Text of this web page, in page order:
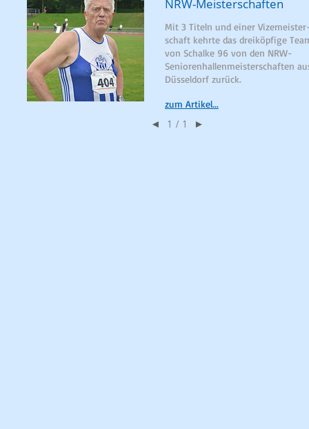
NRW-Meisterschaften
Mit 3 Titeln und einer
schaft kehrte das dreiköpfige
von Schalke 96 von den NRW-
Seniorenhallenmeisterschaften
Düsseldorf zurück.
zum Artikel...
◄ 1 / 1 ►